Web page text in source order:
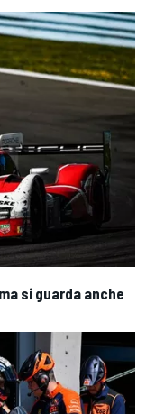
si guarda anche